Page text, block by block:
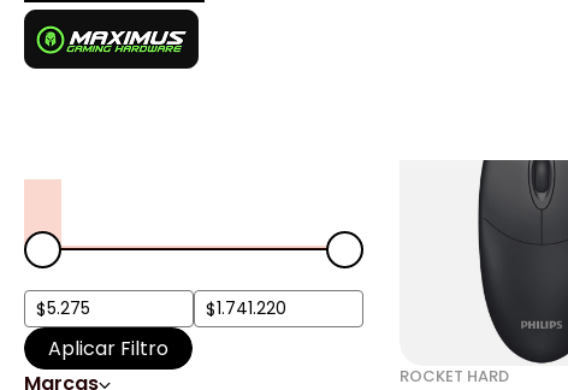
Productos de
Aplicar Filtro
Marcas
ROCKET HARD